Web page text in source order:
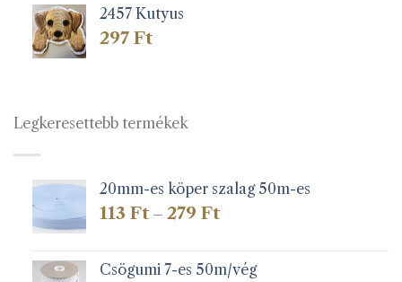
2457 Kutyus
297 Ft
Legkeresettebb termékek
20mm-es köper szalag 50m-es
113 Ft – 279 FtÁrtartomány:
279 Ft
Csögumi 7-es 50m/vég